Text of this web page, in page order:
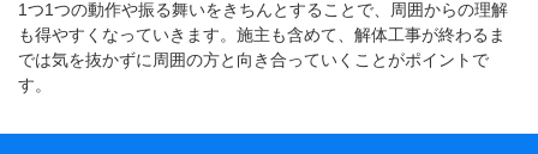
1つ1つの動作や振る舞いをきちんとすることで、周囲からの理解
も得やすくなっていきます。施主も含めて、解体工事が終わるま
では気を抜かずに周囲の方と向き合っていくことがポイントで
す。